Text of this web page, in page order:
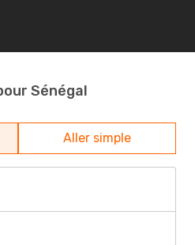
Sénégal
Aller simple